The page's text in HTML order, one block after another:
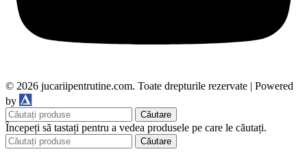
© 2026 jucariipentrutine.com. Toate drepturile rezervate | Powered
by
Căutare
Începeți să tastați pentru a vedea produsele pe care le căutați.
Căutare